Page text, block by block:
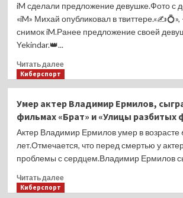
реальной
жизни,
но
не
Доте»
Evelone
попали
Твича
по
2025
год
iM сделали предложение девушке.Фото с
«iM» Михай опубликовал в
снимок iM.Ранее предложение своей
Yekindar.👑...
Читать далееПрочитать
сделал
предложение
девушке.
согласилась
Киберспорт
Умер актер Владимир Ермилов,
фильмах «Брат» и «Улицы разбитых
Актер Владимир Ермилов умер в возрасте
лет.Отмечается, что перед смертью у
проблемы с сердцем.Владимир Ермилов
Читать далееПрочитать
Киберспорт